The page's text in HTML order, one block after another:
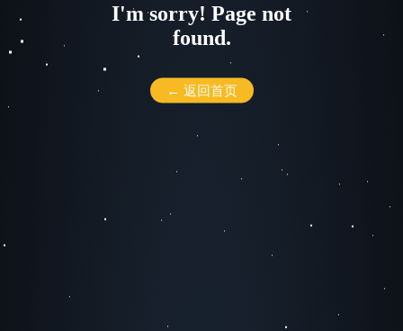
I'm sorry! Page not
found.
← 返回首页